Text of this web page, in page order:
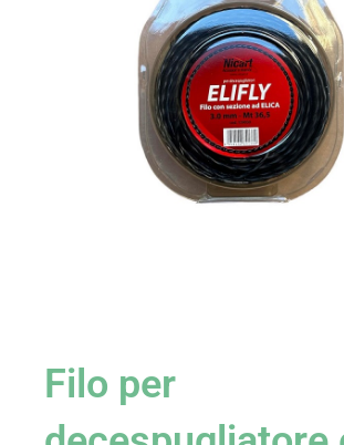
Filo per